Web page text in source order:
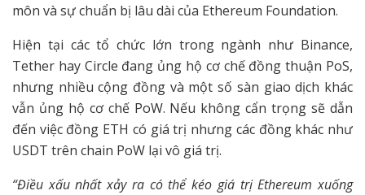
môn và sự chuẩn bị lâu dài của Ethereum Foundation.
Hiện tại các tổ chức lớn trong ngành như Binance,
Tether hay Circle đang ủng hộ cơ chế đồng thuận PoS,
nhưng nhiều cộng đồng và một số sàn giao dịch khác
vẫn ủng hộ cơ chế PoW. Nếu không cẩn trọng sẽ dẫn
đến việc đồng ETH có giá trị nhưng các đồng khác như
USDT trên chain PoW lại vô giá trị.
“Điều xấu nhất xảy ra có thể kéo giá trị Ethereum xuống